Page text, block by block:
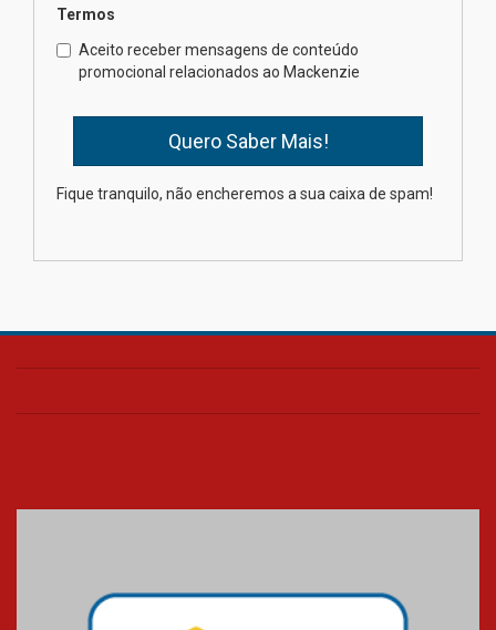
Brasília prepara seus
estudantes para o PAS antes
mesmo do Ensino Médio
na educação dos filhos além da
Termos
Aceito receber mensagens de conteúdo
promocional relacionados ao Mackenzie
Fique tranquilo, não encheremos a sua caixa de spam!